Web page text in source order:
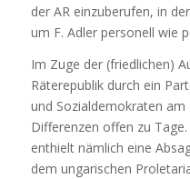
der AR einzuberufen, in
um F. Adler personell wie
Im Zuge der (friedlichen)
Räterepublik durch ein
und Sozialdemokraten
Differenzen offen zu
enthielt nämlich eine
dem ungarischen